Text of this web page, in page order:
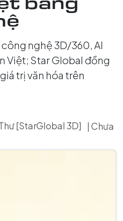
nghệ 3D/360, AI
Việt; Star Global đồng
trị văn hóa trên
[StarGlobal 3D]
| Chưa